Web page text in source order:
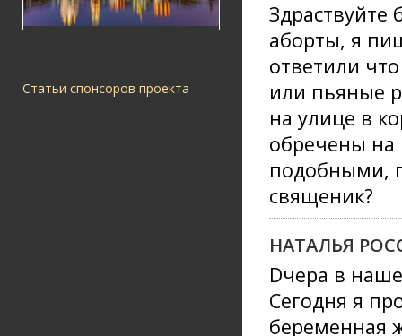
Статьи спонсоров проекта
аборты, я
ответили
или пьяные
на улице в
обречены на
подобными,
священик?
НАТАЛЬЯ
Dчера в
Cегодня я
беременная